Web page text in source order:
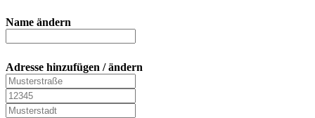
Name ändern
Adresse hinzufügen / ändern